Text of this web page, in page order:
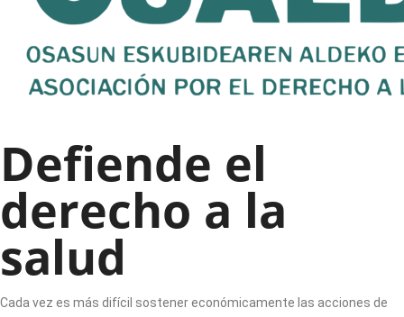
Defiende el
derecho a la
salud
Cada vez es más difícil sostener económicamente las acciones de